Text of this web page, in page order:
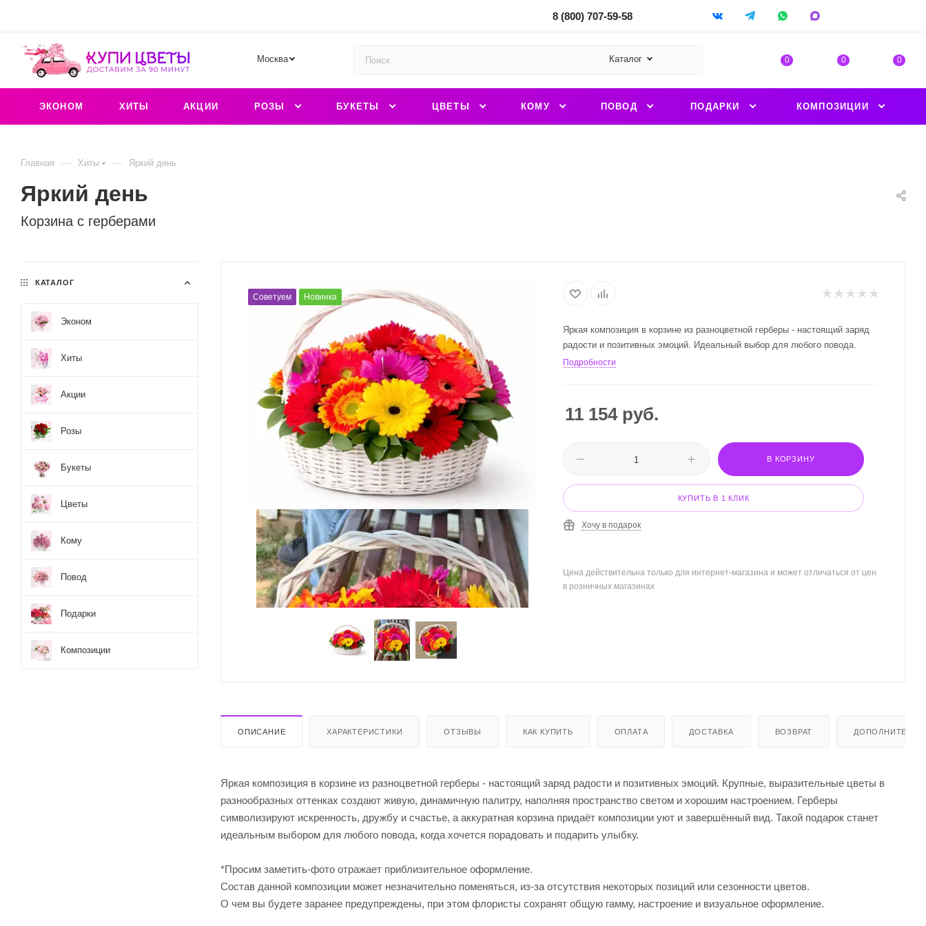
8 (800) 707-59-58
Москва Каталог 0 0 0
ЭКОНОМ ХИТЫ АКЦИИ РОЗЫ БУКЕТЫ ЦВЕТЫ КОМУ ПОВОД ПОДАРКИ КОМПОЗИЦИИ
Главная — Хиты — Яркий день
Корзина с герберами
Яркий день
Советуем Новинка
Яркая композиция в корзине из разноцветной герберы - настоящий заряд
радости и позитивных эмоций. Идеальный выбор для любого повода.
Подробности
11 154руб.
В КОРЗИНУ
КУПИТЬ В 1 КЛИК
Хочу в подарок
Цена действительна только для интернет-магазина и может отличаться от цен
в розничных магазинах
ОПИСАНИЕ ХАРАКТЕРИСТИКИ ОТЗЫВЫ КАК КУПИТЬ ОПЛАТА ДОСТАВКА ВОЗВРАТ
Яркая композиция в корзине из разноцветной герберы - настоящий заряд радости и позитивных эмоций. Крупные, выразительные цветы в
разнообразных оттенках создают живую, динамичную палитру, наполняя пространство светом и хорошим настроением. Герберы
символизируют искренность, дружбу и счастье, а аккуратная корзина придаёт композиции уют и завершённый вид. Такой подарок станет
идеальным выбором для любого повода, когда хочется порадовать и подарить улыбку.
*Просим заметить-фото отражает приблизительное оформление.
Cостав данной композиции может незначительно поменяться, из-за отсутствия некоторых позиций или сезонности цветов.
О чем вы будете заранее предупреждены, при этом флористы сохранят общую гамму, настроение и визуальное оформление.
КАТАЛОГ
Эконом
Хиты
Акции
Розы
Букеты
Цветы
Кому
Повод
Подарки
Композиции